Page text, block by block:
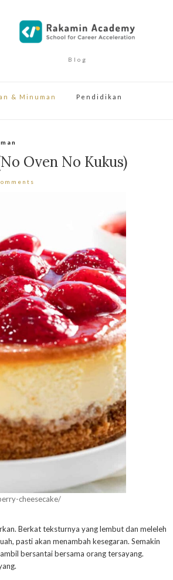
Blog
& Minuman
Pendidikan
Oven No Kukus)
cheesecake/
Berkat teksturnya yang lembut dan meleleh
pasti akan menambah kesegaran. Semakin
bersantai bersama orang tersayang.